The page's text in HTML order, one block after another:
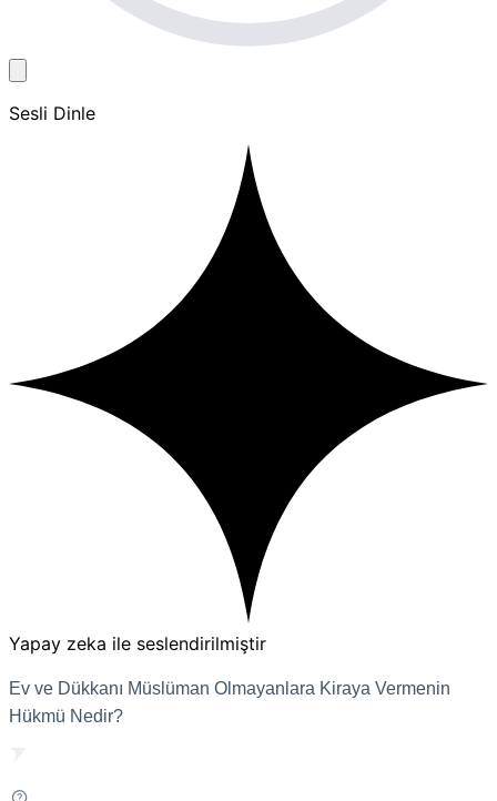
Sesli Dinle
Yapay zeka ile seslendirilmiştir
Ev ve Dükkanı Müslüman Olmayanlara Kiraya Vermenin
Hükmü Nedir?